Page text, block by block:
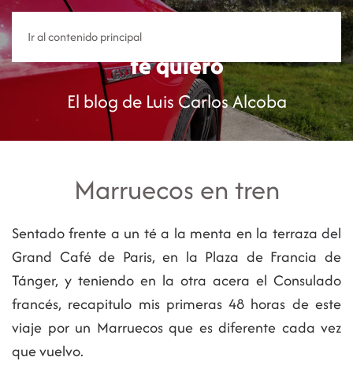
Ir al contenido principalY sin embargo
te quiero
El blog de Luis Carlos Alcoba
Marruecos en tren
Sentado frente a un té a la menta en la terraza del
Grand Café de Paris, en la Plaza de Francia de
Tánger, y teniendo en la otra acera el Consulado
francés, recapitulo mis primeras 48 horas de este
viaje por un Marruecos que es diferente cada vez
que vuelvo.